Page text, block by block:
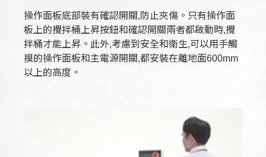
操作面板底部裝有確認開關,防止夾傷。只有操作面
板上的攪拌桶上昇按鈕和確認開關兩者都啟動時,攪
拌桶才能上昇。此外,考慮到安全和衛生,可以用手觸
摸的操作面板和主電源開關,都安裝在離地面600mm
以上的高度。